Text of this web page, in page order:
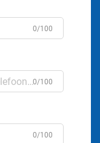
0/100
0/100
0/100